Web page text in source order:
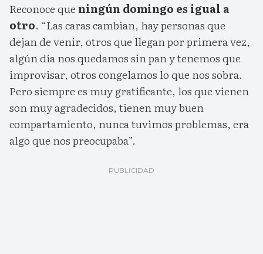
Reconoce que ningún domingo es igual a
otro. “Las caras cambian, hay personas que
dejan de venir, otros que llegan por primera vez,
algún día nos quedamos sin pan y tenemos que
improvisar, otros congelamos lo que nos sobra.
Pero siempre es muy gratificante, los que vienen
son muy agradecidos, tienen muy buen
compartamiento, nunca tuvimos problemas, era
algo que nos preocupaba”.